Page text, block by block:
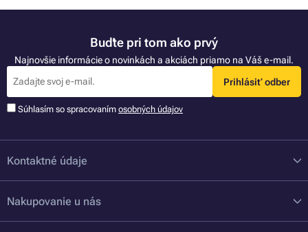
Buďte pri tom ako prvý
Najnovšie informácie o novinkách a akciách priamo na Váš e-mail.
Prihlásiť odber
Súhlasím so spracovaním osobných údajov
Kontaktné údaje
Nakupovanie u nás